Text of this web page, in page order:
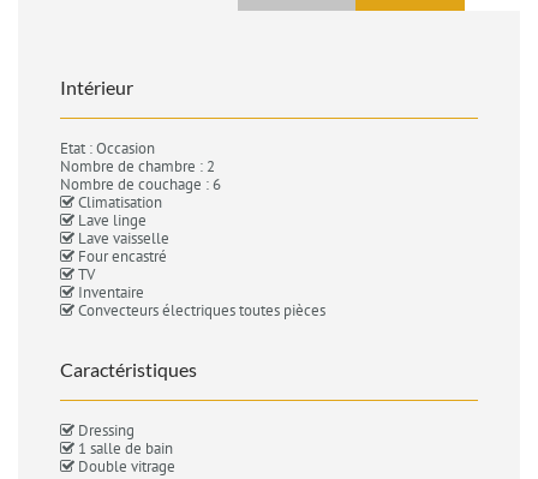
Intérieur
Etat : Occasion
Nombre de chambre : 2
Nombre de couchage : 6
Climatisation
Lave linge
Lave vaisselle
Four encastré
TV
Inventaire
Convecteurs électriques toutes pièces
Caractéristiques
Dressing
1 salle de bain
Double vitrage